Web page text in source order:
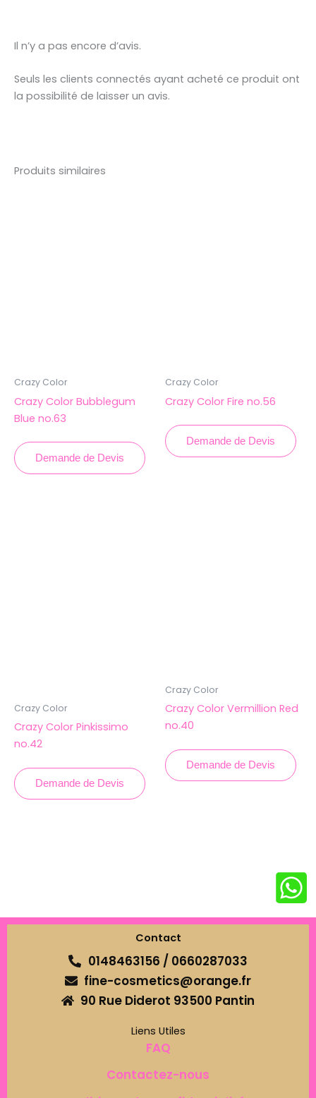
Il n’y a pas encore d’avis.
Seuls les clients connectés ayant acheté ce produit ont
la possibilité de laisser un avis.
Produits similaires
Crazy Color
Crazy Color Bubblegum
Blue no.63
Demande de Devis
Crazy Color
Crazy Color Fire no.56
Demande de Devis
Crazy Color
Crazy Color Pinkissimo
no.42
Demande de Devis
Crazy Color
Crazy Color Vermillion Red
no.40
Demande de Devis
Contact
0148463156 / 0660287033
fine-cosmetics@orange.fr
90 Rue Diderot 93500 Pantin
Liens Utiles
FAQ
Contactez-nous